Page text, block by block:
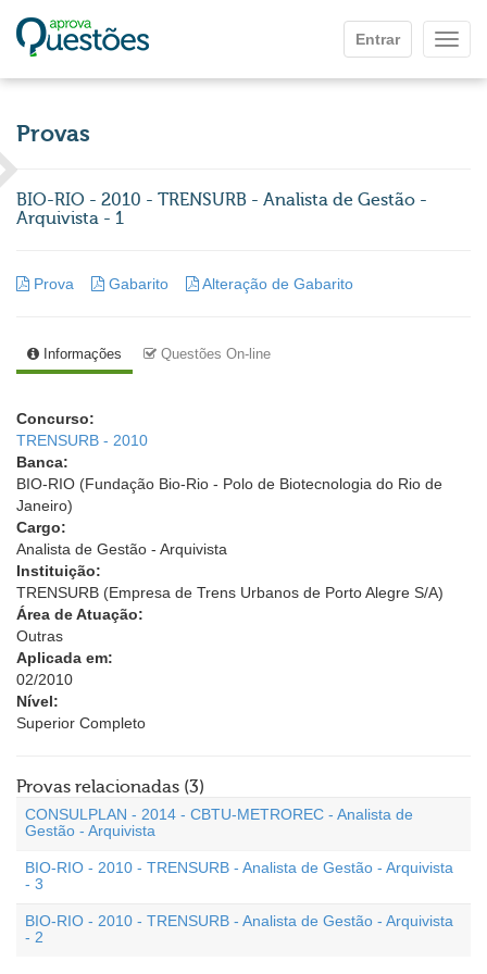
Entrar
Provas
BIO-RIO - 2010 - TRENSURB - Analista de Gestão -
Arquivista - 1
Prova Gabarito Alteração de Gabarito
Informações Questões On-line
Concurso:
TRENSURB - 2010
Banca:
BIO-RIO (Fundação Bio-Rio - Polo de Biotecnologia do Rio de
Janeiro)
Cargo:
Analista de Gestão - Arquivista
Instituição:
TRENSURB (Empresa de Trens Urbanos de Porto Alegre S/A)
Área de Atuação:
Outras
Aplicada em:
02/2010
Nível:
Superior Completo
Provas relacionadas (3)
CONSULPLAN - 2014 - CBTU-METROREC - Analista de
Gestão - Arquivista
BIO-RIO - 2010 - TRENSURB - Analista de Gestão - Arquivista
- 3
BIO-RIO - 2010 - TRENSURB - Analista de Gestão - Arquivista
- 2